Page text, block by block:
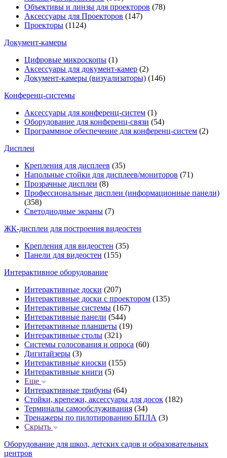
Объективы и линзы для проекторов (78)
Аксессуары для Проекторов (147)
Проекторы (1124)
Документ-камеры
Цифровые микроскопы (1)
Аксессуары для документ-камер (2)
Документ-камеры (визуализаторы) (146)
Конференц-системы
Аксессуары для конференц-систем (1)
Оборудование для конференц-связи (54)
Программное обеспечение для конференц-систем (2)
Дисплеи
Крепления для дисплеев (35)
Напольные стойки для дисплеев/мониторов (71)
Прозрачные дисплеи (8)
Профессиональные дисплеи (информационные панели)
(358)
Светодиодные экраны (7)
ЖК-дисплеи для построения видеостен
Крепления для видеостен (35)
Панели для видеостен (155)
Интерактивное оборудование
Интерактивные доски (207)
Интерактивные доски с проектором (135)
Интерактивные системы (167)
Интерактивные панели (544)
Интерактивные планшеты (19)
Интерактивные столы (321)
Системы голосования и опроса (60)
Дигитайзеры (3)
Интерактивные киоски (155)
Интерактивные книги (5)
Еще
Интерактивные трибуны (64)
Стойки, крепежи, аксессуары для досок (182)
Терминалы самообслуживания (34)
Тренажеры по пилотированию БПЛА (3)
Скрыть
Оборудование для школ, детских садов и образовательных
центров